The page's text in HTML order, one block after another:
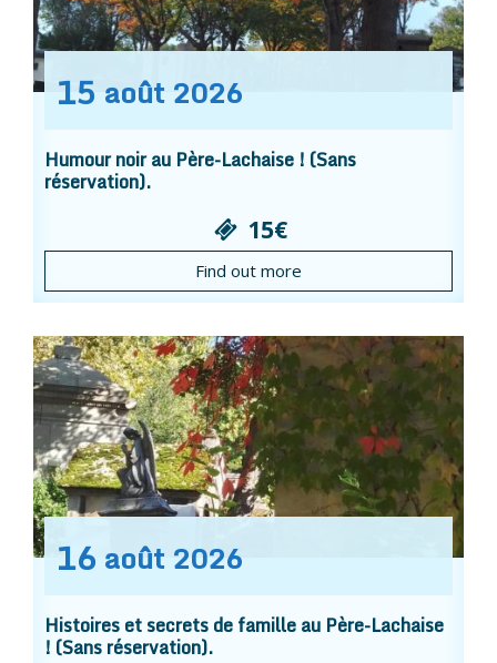
15 août 2026
Humour noir au Père-Lachaise ! (Sans
réservation).
15€
Find out more
16 août 2026
Histoires et secrets de famille au Père-Lachaise
! (Sans réservation).